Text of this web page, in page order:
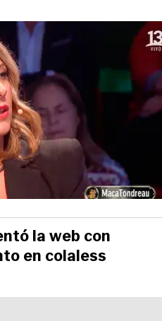
la web con
en colaless